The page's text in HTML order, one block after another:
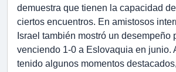
demuestra que tienen la capacidad
ciertos encuentros. En amistosos
Israel también mostró un desempeño
venciendo 1-0 a Eslovaquia en junio.
tenido algunos momentos